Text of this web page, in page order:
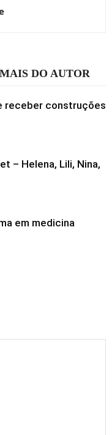
MAIS DO AUTOR
receber construções
– Helena, Lili, Nina,
em medicina